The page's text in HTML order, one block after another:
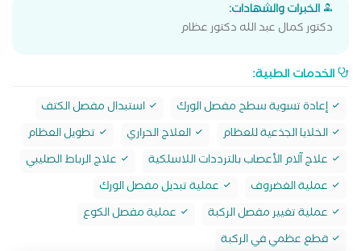
الخبرات والشهادات:
دكتور كمال عبد الله دكتور عظام
الخدمات الطبية:
إعادة تسوية سطح مفصل الورك
استبدال مفصل الكتف
الخلايا الجذعية للعظام
العلاج الحراري
تطويل العظام
علاج آلام الأعصاب بالترددات اللاسلكية
علاج الرباط الصليبي
عملية الغضروف
عملية تبديل مفصل الورك
عملية تغيير مفصل الركبة
عملية مفصل الكوع
قطع عظمي في الركبة